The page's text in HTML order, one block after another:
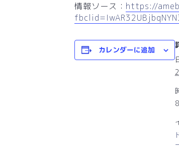
情報ソース： https://
カレンダーに追加